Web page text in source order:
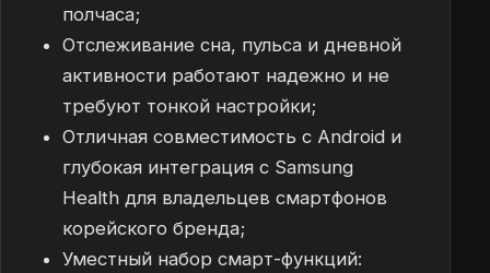
полчаса;
Отслеживание сна, пульса и дневной
активности работают надежно и не
требуют тонкой настройки;
Отличная совместимость с Android и
глубокая интеграция с Samsung
Health для владельцев смартфонов
корейского бренда;
Уместный набор смарт-функций: